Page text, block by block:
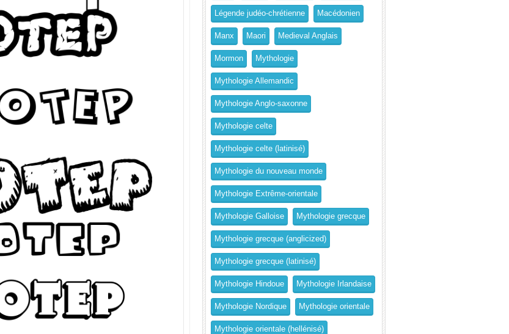
Légende judéo-chrétienne Macédonien
Manx Maori Medieval Anglais
Mormon Mythologie
Mythologie Allemandic
Mythologie Anglo-saxonne
Mythologie celte
Mythologie celte (latinisé)
Mythologie du nouveau monde
Mythologie Extrême-orientale
Mythologie Galloise Mythologie grecque
Mythologie grecque (anglicized)
Mythologie grecque (latinisé)
Mythologie Hindoue Mythologie Irlandaise
Mythologie Nordique Mythologie orientale
Mythologie orientale (hellénisé)